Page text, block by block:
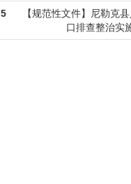
5
【规范性文件】尼勒克
口排查整治实